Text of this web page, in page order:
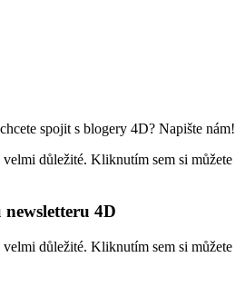
spojit s blogery 4D? Napište nám!
důležité. Kliknutím sem si můžete
4D
důležité. Kliknutím sem si můžete